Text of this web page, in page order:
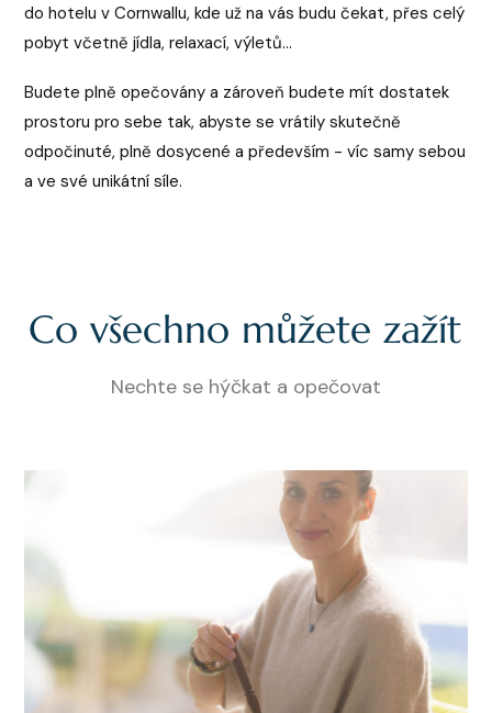
do hotelu v Cornwallu, kde už na vás budu čekat, přes celý
pobyt včetně jídla, relaxací, výletů...
Budete plně opečovány a zároveň budete mít dostatek
prostoru pro sebe tak, abyste se vrátily skutečně
odpočinuté, plně dosycené a především - víc samy sebou
a ve své unikátní síle.
Co všechno můžete zažít
Nechte se hýčkat a opečovat